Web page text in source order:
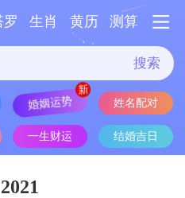
罗 生肖 黄历 测算
搜索
婚姻运势 姓名配对
一生财运 结婚吉日